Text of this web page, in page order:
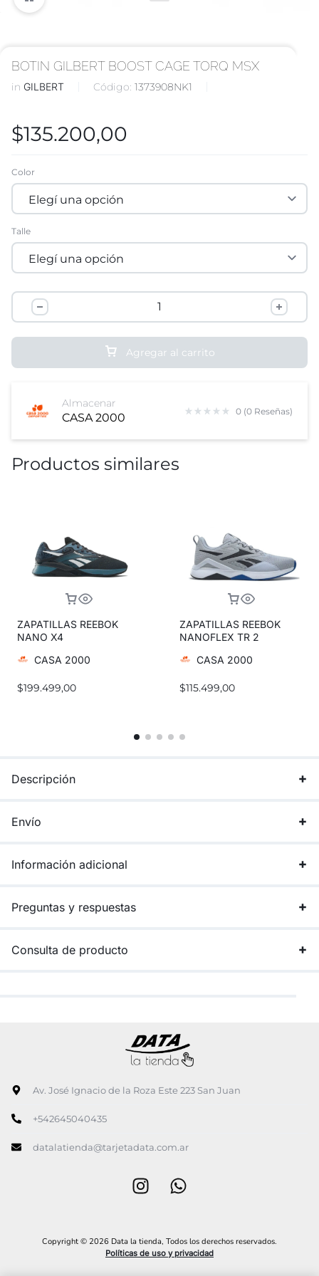
BOTIN GILBERT BOOST CAGE TORQ MSX
in GILBERT Código: 1373908NK1
$135.200,00
Color
Talle
Agregar al carrito
Almacenar
CASA 2000 0 (0 Reseñas)
Productos similares
ZAPATILLAS REEBOK
NANO X4
CASA 2000
$199.499,00
ZAPATILLAS REEBOK
NANOFLEX TR 2
CASA 2000
$115.499,00
Descripción
Envío
Información adicional
Preguntas y respuestas
Consulta de producto
Av. José Ignacio de la Roza Este 223 San Juan
+542645040435
datalatienda@tarjetadata.com.ar
Copyright © 2026 Data la tienda, Todos los derechos reservados.
Políticas de uso y privacidad